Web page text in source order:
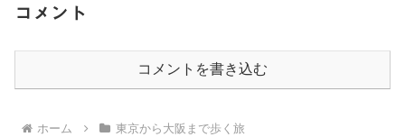
コメント
コメントを書き込む
ホーム 東京から大阪まで歩く旅